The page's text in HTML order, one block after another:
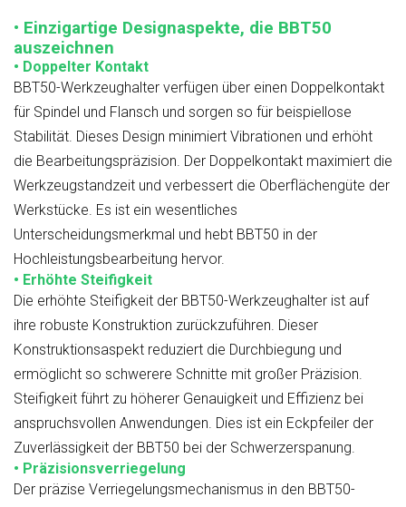
• Einzigartige Designaspekte, die BBT50
auszeichnen
• Doppelter Kontakt
BBT50-Werkzeughalter verfügen über einen Doppelkontakt
für Spindel und Flansch und sorgen so für beispiellose
Stabilität. Dieses Design minimiert Vibrationen und erhöht
die Bearbeitungspräzision. Der Doppelkontakt maximiert die
Werkzeugstandzeit und verbessert die Oberflächengüte der
Werkstücke. Es ist ein wesentliches
Unterscheidungsmerkmal und hebt BBT50 in der
Hochleistungsbearbeitung hervor.
• Erhöhte Steifigkeit
Die erhöhte Steifigkeit der BBT50-Werkzeughalter ist auf
ihre robuste Konstruktion zurückzuführen. Dieser
Konstruktionsaspekt reduziert die Durchbiegung und
ermöglicht so schwerere Schnitte mit großer Präzision.
Steifigkeit führt zu höherer Genauigkeit und Effizienz bei
anspruchsvollen Anwendungen. Dies ist ein Eckpfeiler der
Zuverlässigkeit der BBT50 bei der Schwerzerspanung.
• Präzisionsverriegelung
Der präzise Verriegelungsmechanismus in den BBT50-